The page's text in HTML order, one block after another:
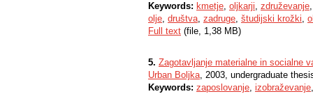
Keywords: kmetje, oljkarji, združevanje
olje, društva, zadruge, študijski krožki,
Full text (file, 1,38 MB)
5. Zagotavljanje materialne in socialne
Urban Boljka, 2003, undergraduate
Keywords: zaposlovanje, izobraževanje